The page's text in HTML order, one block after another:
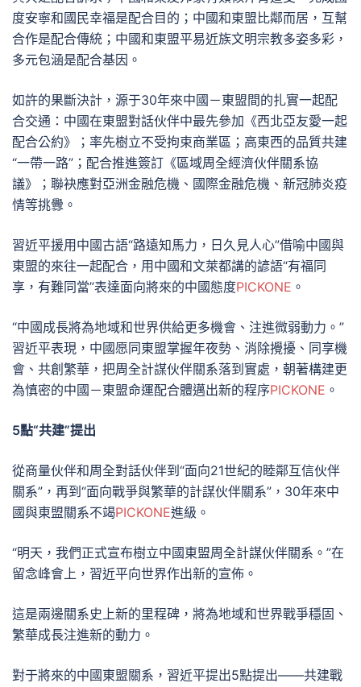
度安寧和國民幸福是配合目的；中國和東盟比鄰而居，互幫
合作是配合傳統；中國和東盟平易近族文明宗教多姿多彩，
多元包涵是配合基因。
如許的果斷決計，源于30年來中國－東盟間的扎實一起配
合交通：中國在東盟對話伙伴中最先參加《西北亞友愛一起
配合公約》；率先樹立不受拘束商業區；高東西的品質共建
“一帶一路”；配合推進簽訂《區域周全經濟伙伴關系協
議》；聯袂應對亞洲金融危機、國際金融危機、新冠肺炎疫
情等挑釁。
習近平援用中國古語“路遠知馬力，日久見人心”借喻中國與
東盟的來往一起配合，用中國和文萊都講的諺語“有福同
享，有難同當”表達面向將來的中國態度PICKONE 。
“中國成長將為地域和世界供給更多機會、注進微弱動力。”
習近平表現，中國愿同東盟掌握年夜勢、消除攪擾、同享機
會、共創繁華，把周全計謀伙伴關系落到實處，朝著構建更
為慎密的中國－東盟命運配合體邁出新的程序PICKONE 。
5點“共建”提出
從商量伙伴和周全對話伙伴到“面向21世紀的睦鄰互信伙伴
關系”，再到“面向戰爭與繁華的計謀伙伴關系”，30年來中
國與東盟關系不竭PICKONE進級。
“明天，我們正式宣布樹立中國東盟周全計謀伙伴關系。”在
留念峰會上，習近平向世界作出新的宣佈。
這是兩邊關系史上新的里程碑，將為地域和世界戰爭穩固、
繁華成長注進新的動力。
對于將來的中國東盟關系，習近平提出5點提出——共建戰